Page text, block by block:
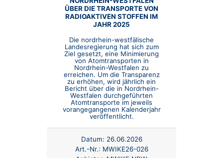
ÜBER DIE TRANSPORTE VON
RADIOAKTIVEN STOFFEN IM
JAHR 2025
Die nordrhein-westfälische
Landesregierung hat sich zum
Ziel gesetzt, eine Minimierung
von Atomtransporten in
Nordrhein-Westfalen zu
erreichen. Um die Transparenz
zu erhöhen, wird jährlich ein
Bericht über die in Nordrhein-
Westfalen durchgeführten
Atomtransporte im jeweils
vorangegangenen Kalenderjahr
veröffentlicht.
Datum: 26.06.2026
Art.-Nr.: MWIKE26-026